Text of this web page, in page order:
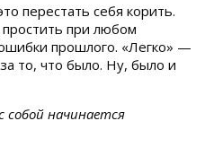
перестать себя корить.
при любом
прошлого. «Легко» —
то, что было. Ну, было и
собой начинается